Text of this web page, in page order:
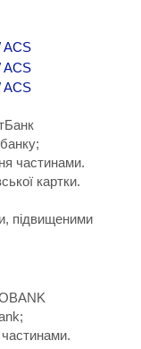
частинами.
картки.
підвищеними